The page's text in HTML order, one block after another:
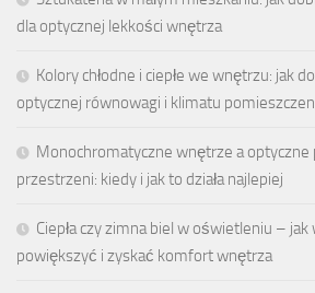
dla optycznej lekkości wnętrza
Kolory chłodne i ciepłe we wnętrzu: jak
optycznej równowagi i klimatu
Monochromatyczne wnętrze a optyczne
przestrzeni: kiedy i jak to działa najlepiej
Ciepła czy zimna biel w oświetleniu –
powiększyć i zyskać komfort wnętrza